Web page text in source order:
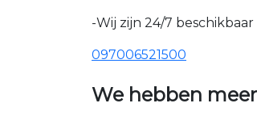
-Wij zijn 24/7
097006521500
We hebben